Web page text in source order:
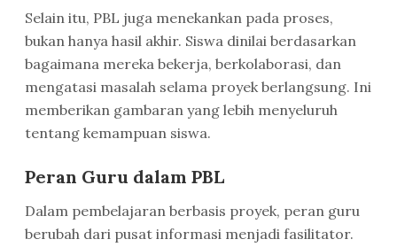
Selain itu, PBL juga menekankan pada proses,
bukan hanya hasil akhir. Siswa dinilai berdasarkan
bagaimana mereka bekerja, berkolaborasi, dan
mengatasi masalah selama proyek berlangsung. Ini
memberikan gambaran yang lebih menyeluruh
tentang kemampuan siswa.
Peran Guru dalam PBL
Dalam pembelajaran berbasis proyek, peran guru
berubah dari pusat informasi menjadi fasilitator.